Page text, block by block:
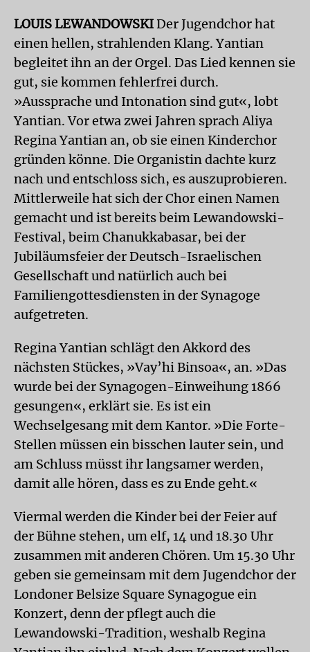
LOUIS LEWANDOWSKIDer Jugendchor hat
einen hellen, strahlenden Klang. Yantian
begleitet ihn an der Orgel. Das Lied kennen sie
gut, sie kommen fehlerfrei durch.
»Aussprache und Intonation sind gut«, lobt
Yantian. Vor etwa zwei Jahren sprach Aliya
Regina Yantian an, ob sie einen Kinderchor
gründen könne. Die Organistin dachte kurz
nach und entschloss sich, es auszuprobieren.
Mittlerweile hat sich der Chor einen Namen
gemacht und ist bereits beim Lewandowski-
Festival, beim Chanukkabasar, bei der
Jubiläumsfeier der Deutsch-Israelischen
Gesellschaft und natürlich auch bei
Familiengottesdiensten in der Synagoge
aufgetreten.
Regina Yantian schlägt den Akkord des
nächsten Stückes, »Vay’hi Binsoa«, an. »Das
wurde bei der Synagogen-Einweihung 1866
gesungen«, erklärt sie. Es ist ein
Wechselgesang mit dem Kantor. »Die Forte-
Stellen müssen ein bisschen lauter sein, und
am Schluss müsst ihr langsamer werden,
damit alle hören, dass es zu Ende geht.«
Viermal werden die Kinder bei der Feier auf
der Bühne stehen, um elf, 14 und 18.30 Uhr
zusammen mit anderen Chören. Um 15.30 Uhr
geben sie gemeinsam mit dem Jugendchor der
Londoner Belsize Square Synagogue ein
Konzert, denn der pflegt auch die
Lewandowski-Tradition, weshalb Regina